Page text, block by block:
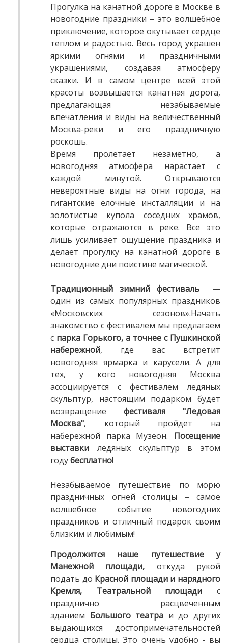
Прогулка на канатной дороге в Москве в
новогодние праздники – это волшебное
приключение, которое окутывает сердце
теплом и радостью. Весь город украшен
яркими огнями и праздничными
украшениями, создавая атмосферу
сказки. И в самом центре всей этой
красоты возвышается канатная дорога,
предлагающая незабываемые
впечатления и виды на величественный
Москва-реки и его праздничную
роскошь.
Время пролетает незаметно, а
новогодняя атмосфера нарастает с
каждой минутой. Открываются
невероятные виды на огни города, на
гигантские елочные инсталляции и на
золотистые купола соседних храмов,
которые отражаются в реке. Все это
лишь усиливает ощущение праздника и
делает прогулку на канатной дороге в
новогодние дни поистине магической.
Традиционный зимний фестиваль
—
один из самых популярных праздников
«Московских сезонов».Начать
знакомство с фестивалем мы предлагаем
с парка Горького, а точнее с Пушкинской
набережной, где вас встретит
новогодняя ярмарка и карусели. А для
тех, у кого новогодняя Москва
ассоциируется с фестивалем ледяных
скульптур, настоящим подарком будет
возвращение фестиваля "Ледовая
Москва", который пройдет на
набережной парка Музеон. Посещение
выставки ледяных скульптур в этом
годубесплатно!
Незабываемое путешествие по морю
праздничных огней столицы – самое
волшебное событие новогодних
праздников и отличный подарок своим
близким и любимым!
Продолжится наше путешествие у
Манежной площади, откуда рукой
подать до Красной площади и нарядного
Кремля, Театральной площади с
празднично расцвеченным
зданием Большого театра и до других
выдающихся достопримечательностей
сердца столицы. Это очень удобно - вы